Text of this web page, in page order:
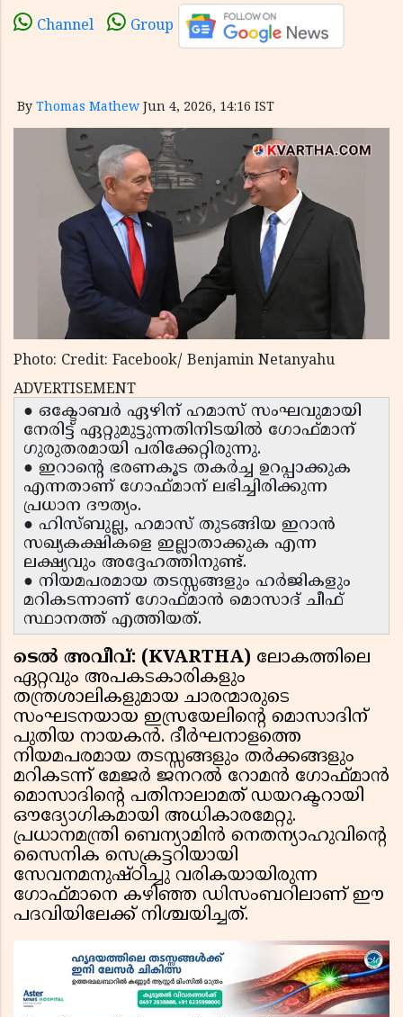
Channel Group
By Thomas Mathew Jun 4, 2026, 14:16 IST
Photo: Credit: Facebook/ Benjamin Netanyahu
ADVERTISEMENT
● ഒക്ടോബർ ഏഴിന് ഹമാസ് സംഘവുമായി
നേരിട്ട് ഏറ്റുമുട്ടുന്നതിനിടയിൽ ഗോഫ്മാന്
ഗുരുതരമായി പരിക്കേറ്റിരുന്നു.
● ഇറാന്റെ ഭരണകൂട തകർച്ച ഉറപ്പാക്കുക
എന്നതാണ് ഗോഫ്മാന് ലഭിച്ചിരിക്കുന്ന
പ്രധാന ദൗത്യം.
● ഹിസ്ബുല്ല, ഹമാസ് തുടങ്ങിയ ഇറാൻ
സഖ്യകക്ഷികളെ ഇല്ലാതാക്കുക എന്ന
ലക്ഷ്യവും അദ്ദേഹത്തിനുണ്ട്.
● നിയമപരമായ തടസ്സങ്ങളും ഹർജികളും
മറികടന്നാണ് ഗോഫ്മാൻ മൊസാദ് ചീഫ്
സ്ഥാനത്ത് എത്തിയത്.
ടെൽ അവീവ്: (KVARTHA) ലോകത്തിലെ
ഏറ്റവും അപകടകാരികളും
തന്ത്രശാലികളുമായ ചാരന്മാരുടെ
സംഘടനയായ ഇസ്രയേലിന്റെ മൊസാദിന്
പുതിയ നായകൻ. ദീർഘനാളത്തെ
നിയമപരമായ തടസ്സങ്ങളും തർക്കങ്ങളും
മറികടന്ന് മേജർ ജനറൽ റോമൻ ഗോഫ്മാൻ
മൊസാദിന്റെ പതിനാലാമത് ഡയറക്ടറായി
ഔദ്യോഗികമായി അധികാരമേറ്റു.
പ്രധാനമന്ത്രി ബെന്യാമിൻ നെതന്യാഹുവിന്റെ
സൈനിക സെക്രട്ടറിയായി
സേവനമനുഷ്ഠിച്ചു വരികയായിരുന്ന
ഗോഫ്മാനെ കഴിഞ്ഞ ഡിസംബറിലാണ് ഈ
പദവിയിലേക്ക് നിശ്ചയിച്ചത്.